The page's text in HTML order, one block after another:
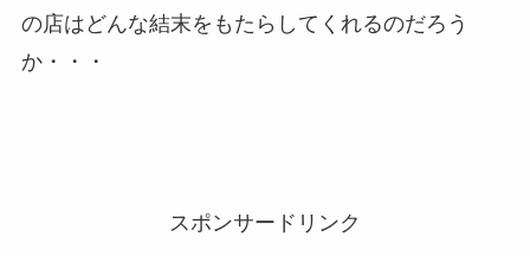
の店はどんな結末をもたらしてくれるのだろう
か・・・
スポンサードリンク